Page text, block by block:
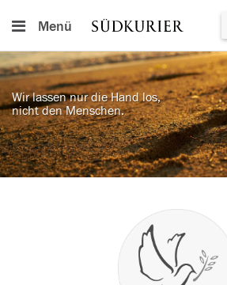
Menü
Wir lassen nur die Hand los,
nicht den Menschen.